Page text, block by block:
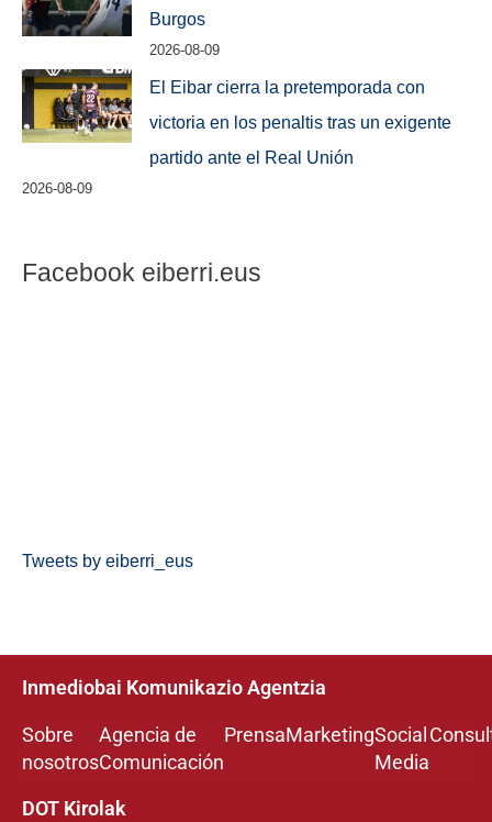
Burgos
2026-08-09
El Eibar cierra la pretemporada con
victoria en los penaltis tras un exigente
partido ante el Real Unión
2026-08-09
Facebook eiberri.eus
Tweets by eiberri_eus
Inmediobai Komunikazio Agentzia
Sobre
nosotros
Agencia de
Comunicación
PrensaMarketingSocial
Media
DOT Kirolak